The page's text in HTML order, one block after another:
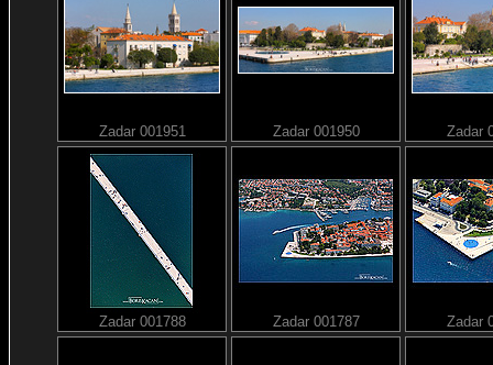
Zadar 001951 Zadar 001950 Zadar
Zadar 001788 Zadar 001787 Zadar